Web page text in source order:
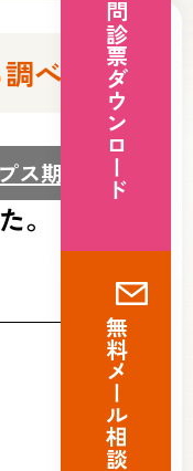
べる
ス期間
。
問診票ダウンロード
無料メール相談